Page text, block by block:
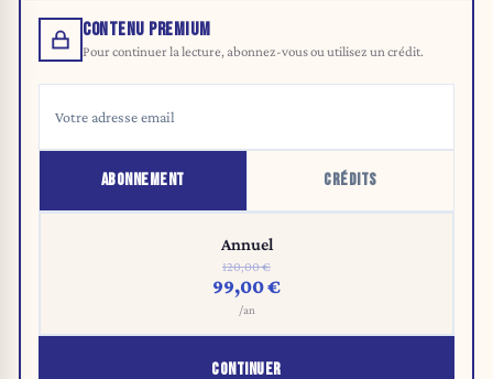
CONTENU PREMIUM
Pour continuer la lecture, abonnez-vous ou utilisez un crédit.
ABONNEMENT CRÉDITS
Annuel
120,00 €
99,00 €
/an
CONTINUER